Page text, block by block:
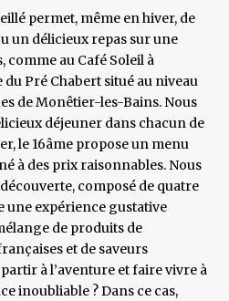
permet, même en hiver, de
un délicieux repas sur une
comme au Café Soleil à
Pré Chabert situé au niveau
de Monêtier-les-Bains. Nous
déjeuner dans chacun de
le 16âme propose un menu
à des prix raisonnables. Nous
composé de quatre
une expérience gustative
de produits de
et de saveurs
à l’aventure et faire vivre à
inoubliable ? Dans ce cas,